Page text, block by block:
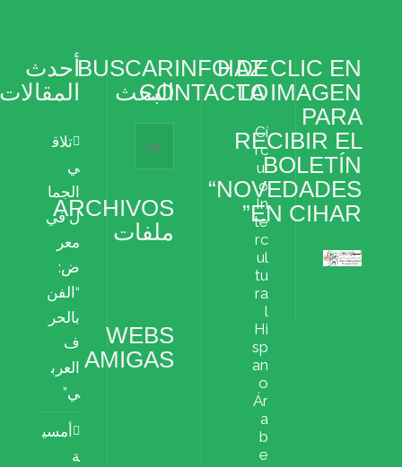
أحدث
المقالات
تلاق
ي
الجما
ل في
معر
ض:
“الفن
بالحر
ف
العرب
ي”
أمسي
ة
BUSCAR
البحث
ARCHIVOS
ملفات
WEBS
AMIGAS
INFO DE
CONTACTO
Cí
rc
ul
o
In
te
rc
ul
tu
ra
l
Hi
sp
an
o
Ár
a
b
e
HAZ CLIC EN
LA IMAGEN
PARA
RECIBIR EL
BOLETÍN
“NOVEDADES
EN CIHAR”